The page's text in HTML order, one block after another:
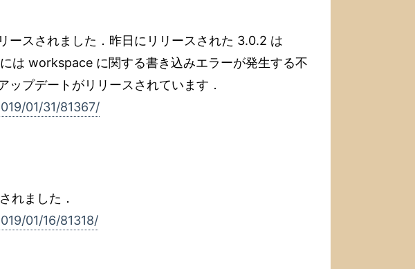
ースされました．昨日にリリースされた 3.0.2 は
は workspace に関する書き込みエラーが発生する不
ップデートがリリースされています．
01/31/81367/
れました．
01/16/81318/